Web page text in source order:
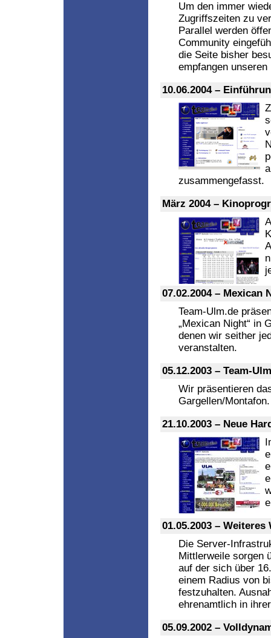
Um den immer
Zugriffszeiten zu
Parallel werden
Community
die Seite bisher
empfangen
10.06.2004 –
zusammengefasst.
März 2004 –
07.02.2004 – Mexican
Team-Ulm.de
„Mexican Night“ in
denen wir seither
veranstalten.
05.12.2003 – Team-
Wir präsentieren
Gargellen/Montafon.
21.10.2003 – Neue
01.05.2003 – Weiteres
Die Server-
Mittlerweile sorgen
auf der sich über
einem Radius von
festzuhalten.
ehrenamtlich in
05.09.2002 –